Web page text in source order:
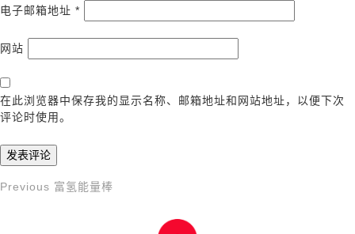
电子邮箱地址 *
网站
在此浏览器中保存我的显示名称、邮箱地址和网站地址，以便下次
评论时使用。
文
Previous
Previous 富氢能量棒